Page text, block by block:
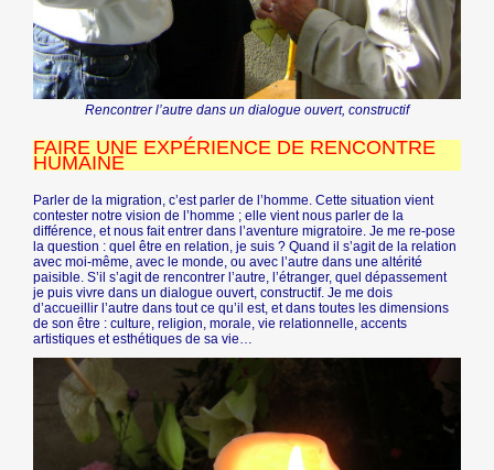
Rencontrer l’autre dans un dialogue ouvert, constructif
FAIRE UNE EXPÉRIENCE DE RENCONTRE
HUMAINE
Parler de la migration, c’est parler de l’homme. Cette situation vient
contester notre vision de l’homme ; elle vient nous parler de la
différence, et nous fait entrer dans l’aventure migratoire. Je me re-pose
la question : quel être en relation, je suis ? Quand il s’agit de la relation
avec moi-même, avec le monde, ou avec l’autre dans une altérité
paisible. S’il s’agit de rencontrer l’autre, l’étranger, quel dépassement
je puis vivre dans un dialogue ouvert, constructif. Je me dois
d’accueillir l’autre dans tout ce qu’il est, et dans toutes les dimensions
de son être : culture, religion, morale, vie relationnelle, accents
artistiques et esthétiques de sa vie…